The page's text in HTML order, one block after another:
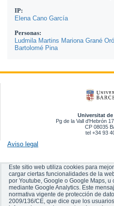
IP:
Elena Cano García
Personas:
Ludmila Martins Mariona Grané Oró
Bartolomé Pina
Universitat
Pg de la Vall d'Hebrón
CP 08035
tel +34 93
Aviso legal
Este sitio web utiliza cookies para
cargar ciertas funcionalidades de la
por Youtube, Google o Google Maps,
mediante Google Analytics. Este
normativa vigente de protección de
2009/136/CE, que dice que los